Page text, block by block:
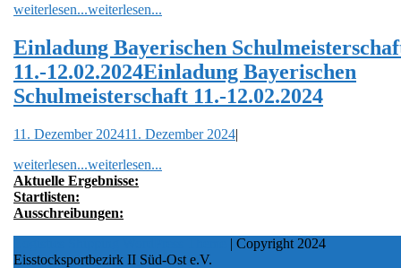
weiterlesen...weiterlesen...
Einladung Bayerischen
11.-12.02.2024Einladung Bayerischen
Schulmeisterschaft 11.-12.02.2024
11. Dezember 202411. Dezember 2024|
weiterlesen...weiterlesen...
Aktuelle Ergebnisse:
Startlisten:
Ausschreibungen:
| Copyright 2024
Eisstocksportbezirk II Süd-Ost e.V.